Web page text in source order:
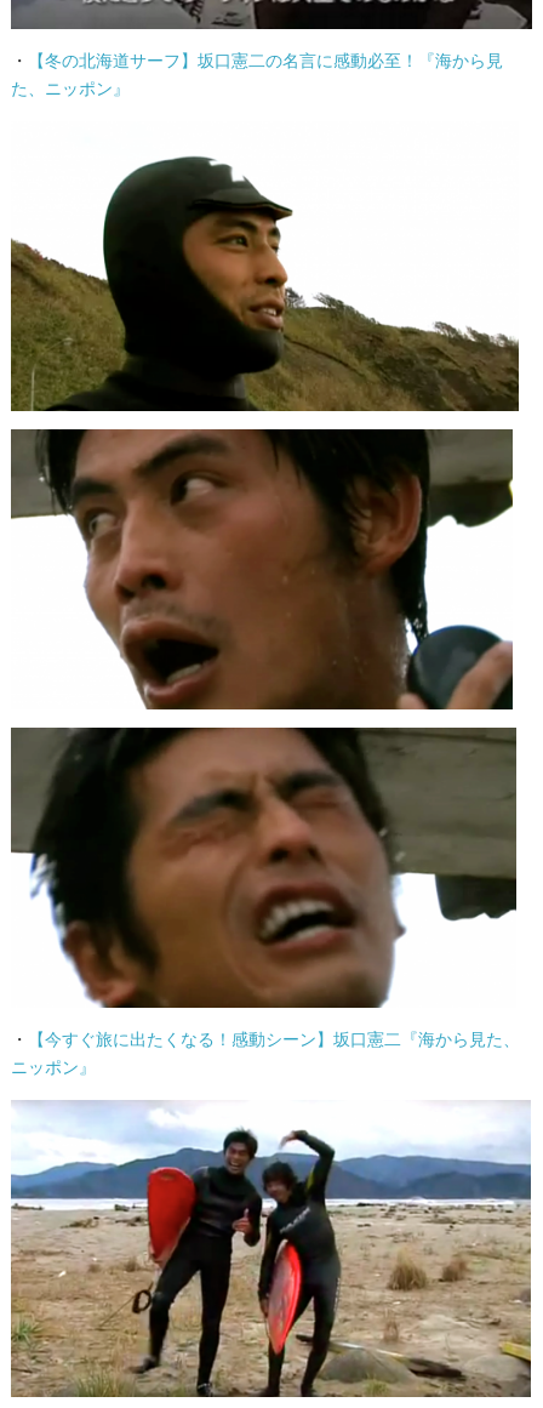
・
【冬の北海道サーフ】坂口憲二の名言に感動必至！『海から見
た、ニッポン』
・
【今すぐ旅に出たくなる！感動シーン】坂口憲二『海から見た、
ニッポン』